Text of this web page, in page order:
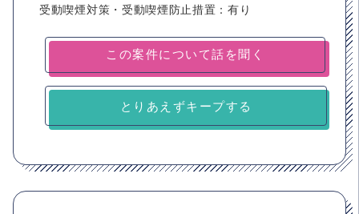
受動喫煙対策・受動喫煙防止措置：有り
とりあえずキープする